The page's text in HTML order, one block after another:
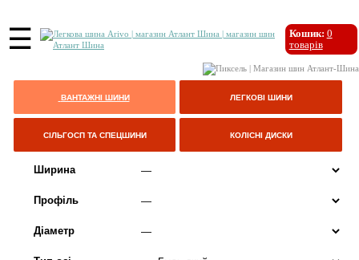
☰ Кошик: 0
товарів
ВАНТАЖНІ ШИНИ ЛЕГКОВІ ШИНИ
СІЛЬГОСП ТА СПЕЦШИНИ КОЛІСНІ ДИСКИ
Ширина
Профіль
Діаметр